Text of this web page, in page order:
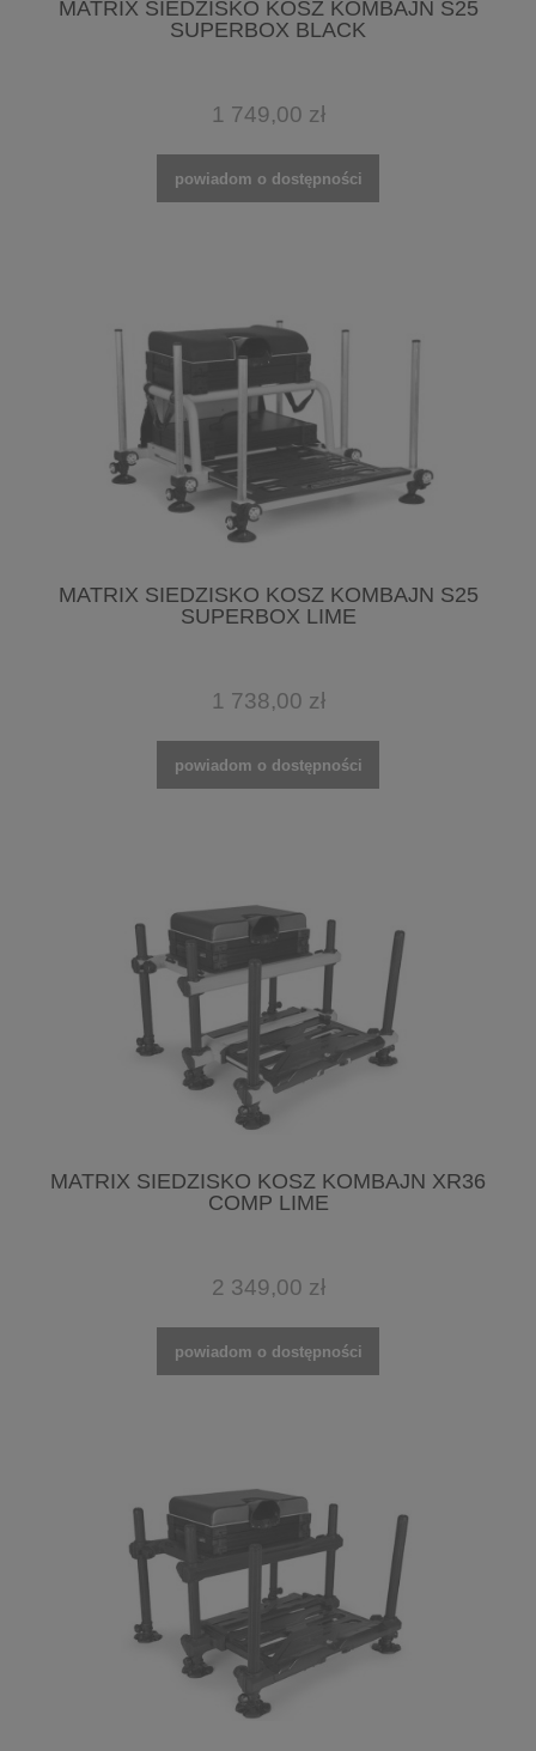
MATRIX SIEDZISKO KOSZ KOMBAJN S25
SUPERBOX BLACK
1 749,00 zł
powiadom o dostępności
MATRIX SIEDZISKO KOSZ KOMBAJN S25
SUPERBOX LIME
1 738,00 zł
powiadom o dostępności
MATRIX SIEDZISKO KOSZ KOMBAJN XR36
COMP LIME
2 349,00 zł
powiadom o dostępności